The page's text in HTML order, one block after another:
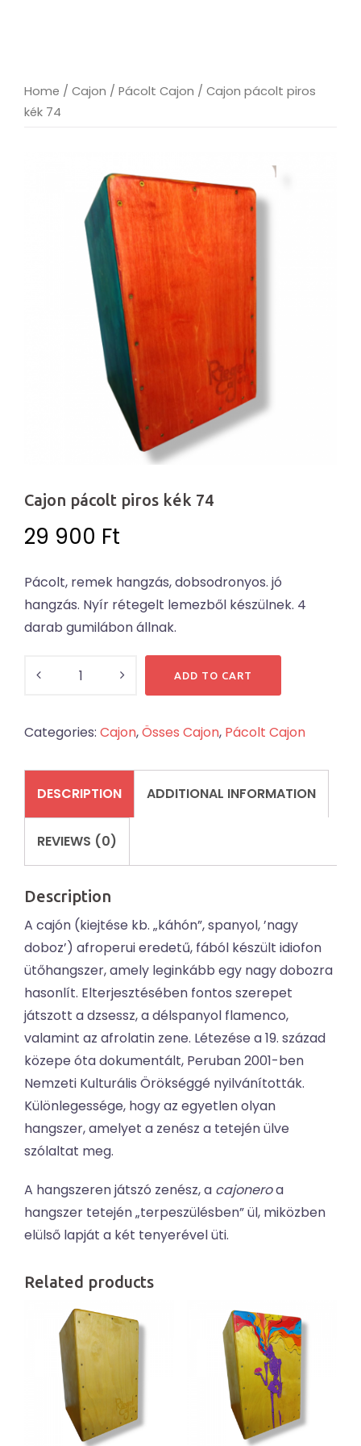
Home / Cajon / Pácolt Cajon / Cajon pácolt piros
kék 74
Cajon pácolt piros kék 74
29 900 Ft
Pácolt, remek hangzás, dobsodronyos. jó
hangzás. Nyír rétegelt lemezből készülnek. 4
darab gumilábon állnak.
kék
ADD TO CART
Categories: Cajon,Össes Cajon, Pácolt Cajon
DESCRIPTION ADDITIONAL INFORMATION
REVIEWS (0)
Description
A cajón (kiejtése kb. „káhón”, spanyol, ’nagy
doboz’) afroperui eredetű, fából készült idiofon
ütőhangszer, amely leginkább egy nagy dobozra
hasonlít. Elterjesztésében fontos szerepet
játszott a dzsessz, a délspanyol flamenco,
valamint az afrolatin zene. Létezése a 19. század
közepe óta dokumentált, Peruban 2001-ben
Nemzeti Kulturális Örökséggé nyilvánították.
Különlegessége, hogy az egyetlen olyan
hangszer, amelyet a zenész a tetején ülve
szólaltat meg.
A hangszeren játszó zenész, a cajoneroa
hangszer tetején „terpeszülésben” ül, miközben
elülső lapját a két tenyerével üti.
Related products